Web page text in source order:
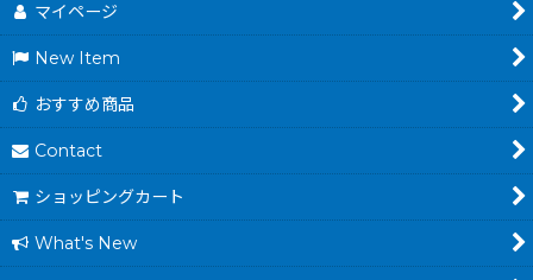
マイページ
New Item
おすすめ商品
Contact
ショッピングカート
What's New